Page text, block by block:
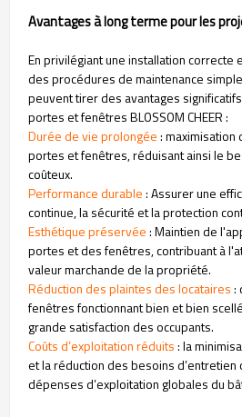
Avantages à long terme pour les
En privilégiant une installation
des procédures de maintenance
peuvent tirer des avantages
portes et fenêtres BLOSSOM CHEER :
Durée de vie prolongée:
portes et fenêtres, réduisant ainsi le
coûteux.
Performance durable: Assurer une
continue, la sécurité et la protection
Esthétique préservée: Maintien de
portes et des fenêtres, contribuant à
valeur marchande de la propriété.
Réduction des plaintes des locataires:
fenêtres fonctionnant bien et bien
grande satisfaction des occupants.
Coûts d’exploitation réduits: la
et la réduction des besoins
dépenses d’exploitation globales du